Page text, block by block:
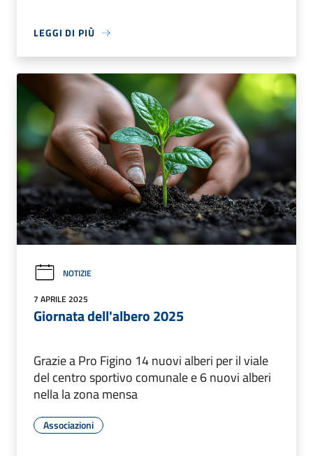
LEGGI DI PIÙ
NOTIZIE
7 APRILE 2025
Giornata dell'albero 2025
Grazie a Pro Figino 14 nuovi alberi per il viale
del centro sportivo comunale e 6 nuovi alberi
nella la zona mensa
Associazioni